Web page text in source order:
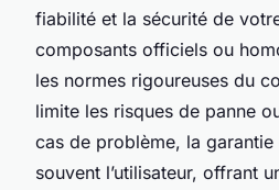
fiabilité et la sécurité de
composants officiels ou
les normes rigoureuses du
limite les risques de panne
cas de problème, la
souvent l’utilisateur, offrant